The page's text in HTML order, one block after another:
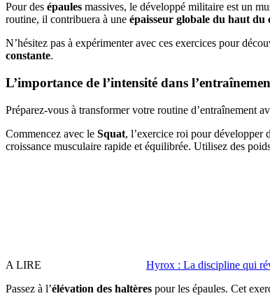
Pour des épaules massives, le développé militaire est un
routine, il contribuera à une épaisseur globale du haut du
N’hésitez pas à expérimenter avec ces exercices pour
constante.
L’importance de l’intensité dans
Préparez-vous à transformer votre routine d’entraînement
Commencez avec le Squat, l’exercice roi pour développer
croissance musculaire rapide et équilibrée. Utilisez des
A LIRE
Hyrox : La discipline qui
Passez à l’élévation des haltères pour les épaules. Cet